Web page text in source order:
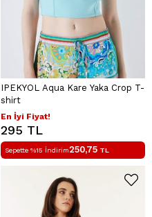
IPEKYOL Aqua Kare Yaka Crop T-
shirt
En İyi Fiyat!
295 TL
Sepette %15 İndirim250,75 TL